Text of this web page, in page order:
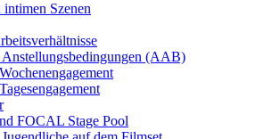
Szenen
(AAB)
FOCAL Stage Pool